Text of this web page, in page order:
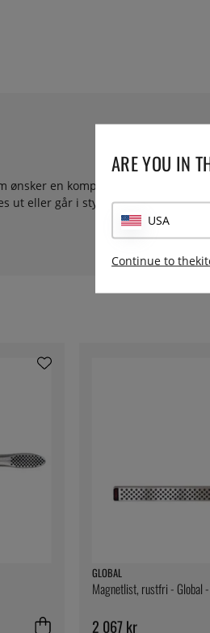
ønsker en komplett serie som
ut eller går i stykker.
GLOBAL
Magnetlist, rustfri - Global
2 067 kr
ARE YOU IN
USA
Continue to